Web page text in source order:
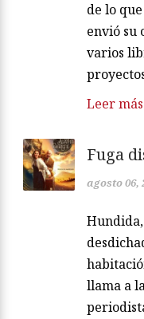
de lo
envió su
varios
Leer más
Fuga
agosto 06,
llama a